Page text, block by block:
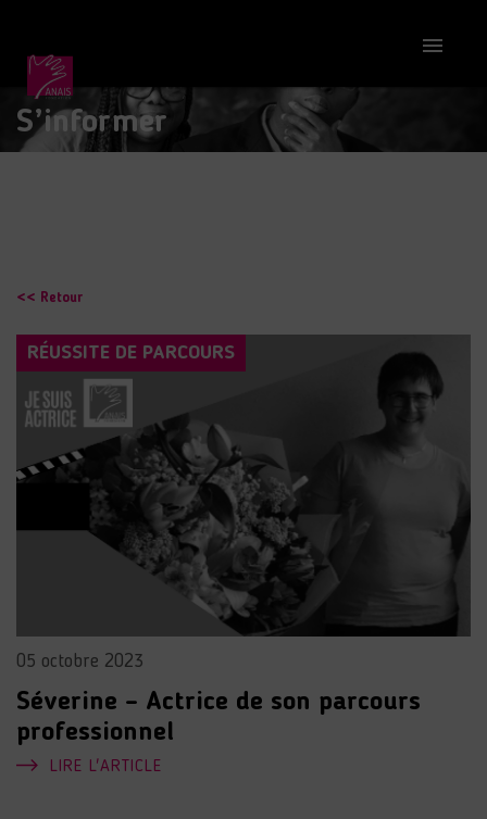

S’informer
<< Retour
RÉUSSITE DE PARCOURS
05 octobre 2023
Séverine – Actrice de son parcours
professionnel
LIRE L'ARTICLE